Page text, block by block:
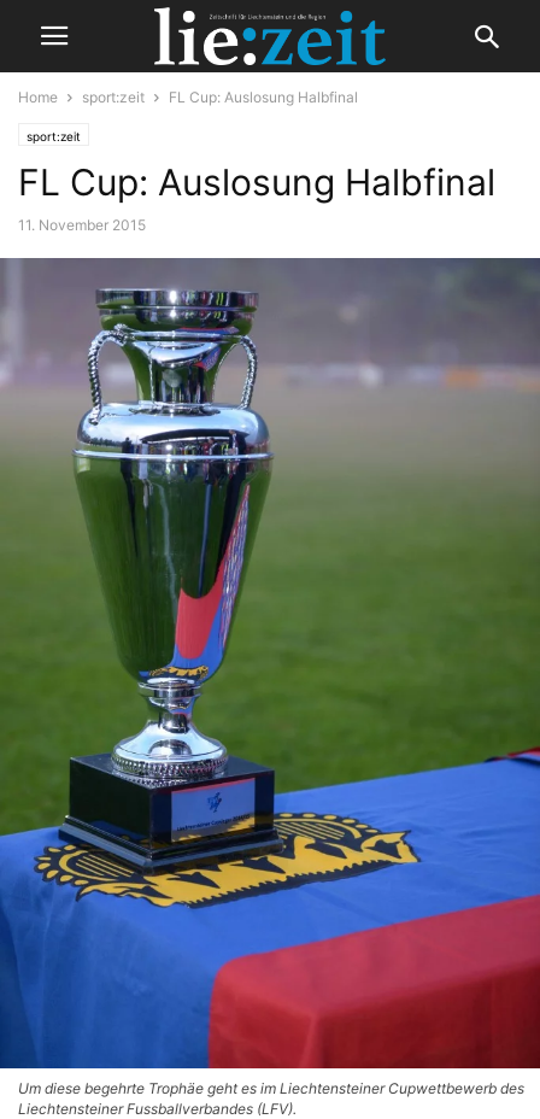
Home sport:zeit FL Cup: Auslosung Halbfinal
sport:zeit
FL Cup: Auslosung Halbfinal
11. November 2015
Um diese begehrte Trophäe geht es im Liechtensteiner Cupwettbewerb des
Liechtensteiner Fussballverbandes (LFV).